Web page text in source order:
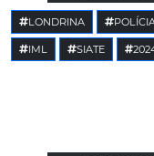
LONDRINA
IML SIATE